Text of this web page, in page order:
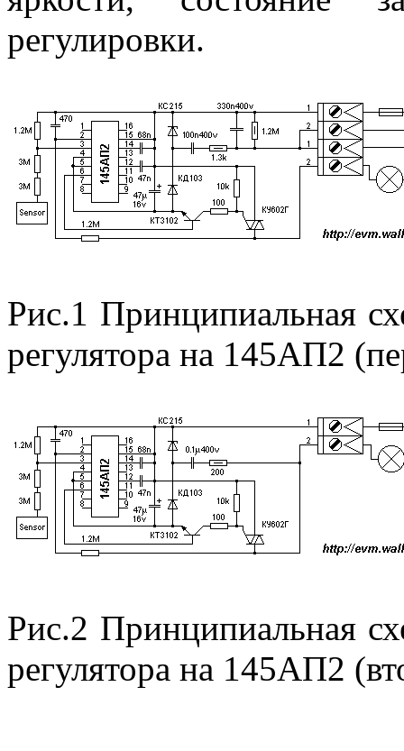
регулировки.
Рис.1 Принципиальная
регулятора на 145АП2
Рис.2 Принципиальная
регулятора на 145АП2